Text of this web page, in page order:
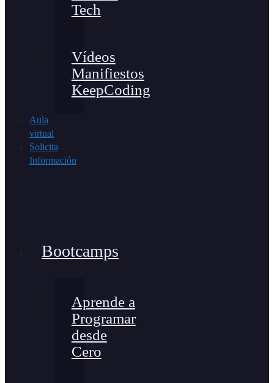
Tech
Vídeos
Manifiestos
KeepCoding
Aula
virtual
Solicita
Información
Bootcamps
Aprende a
Programar
desde
Cero